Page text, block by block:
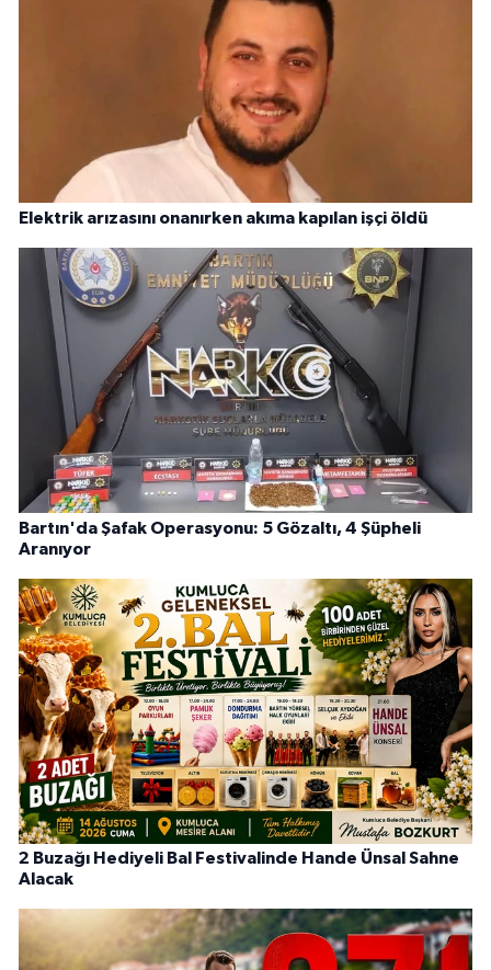
Elektrik arızasını onanırken akıma kapılan işçi öldü
Bartın'da Şafak Operasyonu: 5 Gözaltı, 4 Şüpheli
Aranıyor
2 Buzağı Hediyeli Bal Festivalinde Hande Ünsal Sahne
Alacak